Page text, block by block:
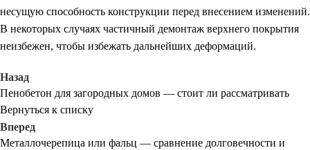
несущую способность конструкции перед внесением изменений.
В некоторых случаях частичный демонтаж верхнего покрытия
неизбежен, чтобы избежать дальнейших деформаций.
Назад
Пенобетон для загородных домов — стоит ли рассматривать
Вернуться к списку
Вперед
Металлочерепица или фальц — сравнение долговечности и